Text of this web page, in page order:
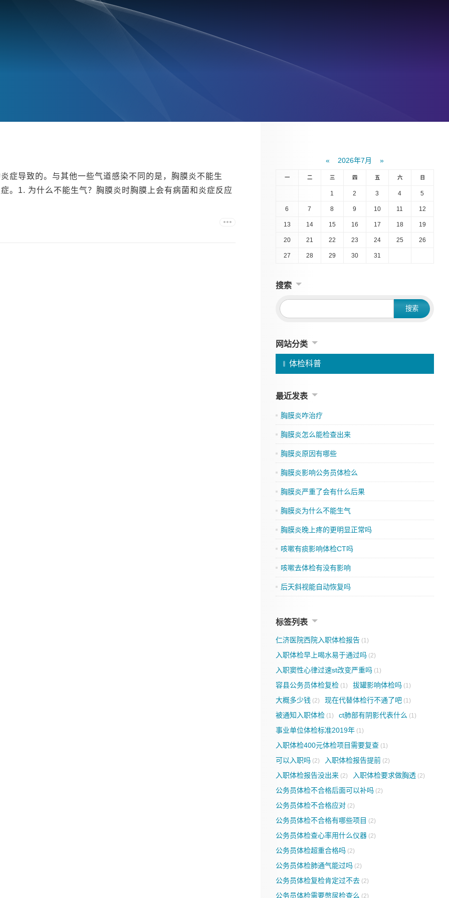
症导致的。与其他一些气道感染不同的是，胸膜炎不能生
。1. 为什么不能生气？胸膜炎时胸膜上会有病菌和炎症反应
« 2026年7月 »
一 二 三 四 五 六 日
1 2 3 4 5
6 7 8 9 10 11 12
13 14 15 16 17 18 19
20 21 22 23 24 25 26
27 28 29 30 31
搜索
网站分类
体检科普
最近发表
胸膜炎咋治疗
胸膜炎怎么能检查出来
胸膜炎原因有哪些
胸膜炎影响公务员体检么
胸膜炎严重了会有什么后果
胸膜炎为什么不能生气
胸膜炎晚上疼的更明显正常吗
咳嗽有痰影响体检CT吗
咳嗽去体检有没有影响
后天斜视能自动恢复吗
标签列表
仁济医院西院入职体检报告(1)
入职体检早上喝水易于通过吗(2)
入职窦性心律过速st改变严重吗(1)
容县公务员体检复检(1) 拔罐影响体检吗(1)
大概多少钱(2) 现在代替体检行不通了吧 (1)
被通知入职体检(1) ct肺部有阴影代表什么 (1)
事业单位体检标准2019年(1)
入职体检400元体检项目需要复查(1)
可以入职吗(2) 入职体检报告提前(2)
入职体检报告没出来(2) 入职体检要求做胸透(2)
公务员体检不合格后面可以补吗(2)
公务员体检不合格应对(2)
公务员体检不合格有哪些项目 (2)
公务员体检查心率用什么仪器(2)
公务员体检超重合格吗(2)
公务员体检肺通气能过吗(2)
公务员体检复检肯定过不去(2)
公务员体检需要憋尿检查么 (2)